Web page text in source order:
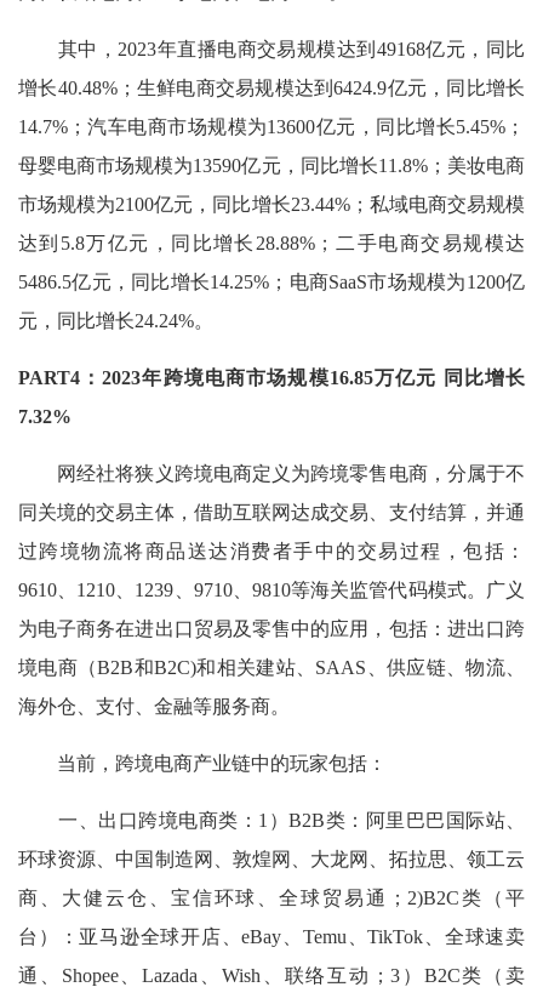
其中，2023年直播电商交易规模达到49168亿元，同比
增长40.48%；生鲜电商交易规模达到6424.9亿元，同比增长
14.7%；汽车电商市场规模为13600亿元，同比增长5.45%；
母婴电商市场规模为13590亿元，同比增长11.8%；美妆电商
市场规模为2100亿元，同比增长23.44%；私域电商交易规模
达到5.8万亿元，同比增长28.88%；二手电商交易规模达
5486.5亿元，同比增长14.25%；电商SaaS市场规模为1200亿
元，同比增长24.24%。
PART4：2023年跨境电商市场规模16.85万亿元 同比增长
7.32%
网经社将狭义跨境电商定义为跨境零售电商，分属于不
同关境的交易主体，借助互联网达成交易、支付结算，并通
过跨境物流将商品送达消费者手中的交易过程，包括：
9610、1210、1239、9710、9810等海关监管代码模式。广义
为电子商务在进出口贸易及零售中的应用，包括：进出口跨
境电商（B2B和B2C)和相关建站、SAAS、供应链、物流、
海外仓、支付、金融等服务商。
当前，跨境电商产业链中的玩家包括：
一、出口跨境电商类：1）B2B类：阿里巴巴国际站、
环球资源、中国制造网、敦煌网、大龙网、拓拉思、领工云
商、大健云仓、宝信环球、全球贸易通；2)B2C类（平
台）：亚马逊全球开店、eBay、Temu、TikTok、全球速卖
通、Shopee、Lazada、Wish、联络互动；3）B2C类（卖